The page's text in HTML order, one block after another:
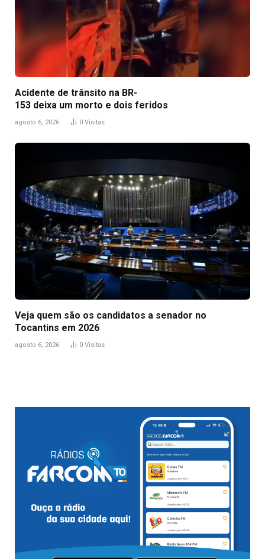
Acidente de trânsito na BR-
153 deixa um morto e dois feridos
agosto 6, 2026 0 Visitas
Veja quem são os candidatos a senador no
Tocantins em 2026
agosto 6, 2026 0 Visitas